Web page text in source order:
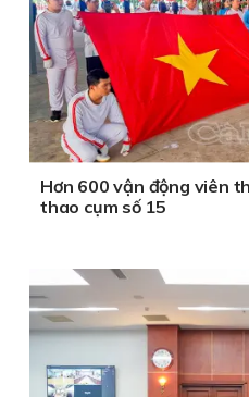
Hơn 600 vận động viên
thao cụm số 15